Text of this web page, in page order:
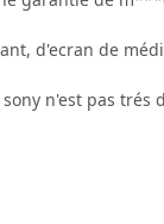
d'ecran de
n'est pas trés